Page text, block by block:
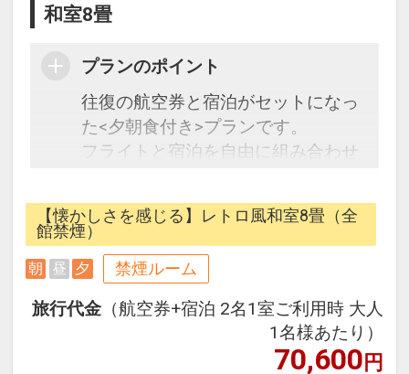
和室8畳
プランのポイント
往復の航空券と宿泊がセットになっ
た<夕朝食付き>プランです。
フライトと宿泊を自由に組み合わせ
ら、一都市滞在はもちろん周遊旅行
にも最適！
旅行期間中の1泊だけの宿泊や延
泊・飛び泊なども自由自在です。
フライトは、安心のJALまたは
（JALグループ）確約！フライトマ
【懐かしさを感じる】レトロ風和室8畳（全
館禁煙）
朝 昼 夕 禁煙ルーム
旅行代金 （航空券+宿泊 2名1室ご利用時 大人
1名様あたり）
70,600円